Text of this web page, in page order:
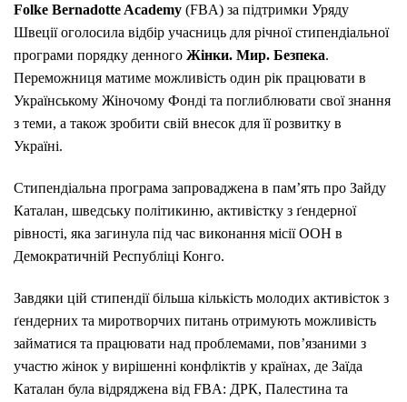
Folke Bernadotte Academy (FBA) за підтримки Уряду
Швеції оголосила відбір учасниць для річної стипендіальної
програми порядку денного Жінки. Мир. Безпека.
Переможниця матиме можливість один рік працювати в
Українському Жіночому Фонді та поглиблювати свої знання
з теми, а також зробити свій внесок для її розвитку в
Україні.
Стипендіальна програма запроваджена в пам’ять про Зайду
Каталан, шведську політикиню, активістку з ґендерної
рівності, яка загинула під час виконання місії ООН в
Демократичній Республіці Конго.
Завдяки цій стипендії більша кількість молодих активісток з
ґендерних та миротворчих питань отримують можливість
займатися та працювати над проблемами, пов’язаними з
участю жінок у вирішенні конфліктів у країнах, де Заїда
Каталан була відряджена від FBA: ДРК, Палестина та